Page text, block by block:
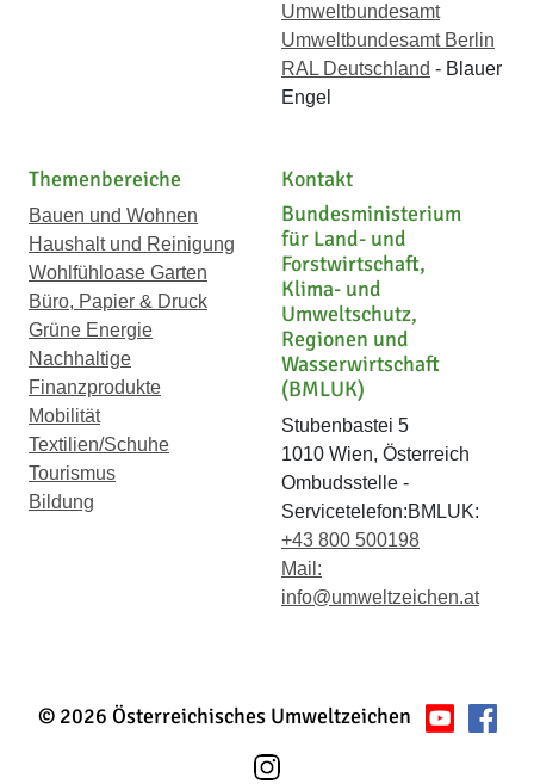
Umweltbundesamt
Umweltbundesamt Berlin
RAL Deutschland - Blauer
Engel
Themenbereiche
Bauen und Wohnen
Haushalt und Reinigung
Wohlfühloase Garten
Büro, Papier & Druck
Grüne Energie
Nachhaltige
Finanzprodukte
Mobilität
Textilien/Schuhe
Tourismus
Bildung
Kontakt
Bundesministerium
für Land- und
Forstwirtschaft,
Klima- und
Umweltschutz,
Regionen und
Wasserwirtschaft
(BMLUK)
Stubenbastei 5
1010 Wien, Österreich
Ombudsstelle -
Servicetelefon:BMLUK:
+43 800 500198
Mail:
info@umweltzeichen.at
© 2026 Österreichisches Umweltzeichen